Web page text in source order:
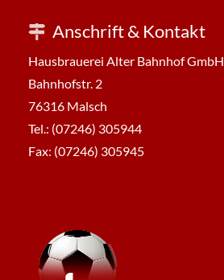
Anschrift & Kontakt
Hausbrauerei Alter Bahnhof GmbH
Bahnhofstr. 2
76316 Malsch
Tel.: (07246) 305944
Fax: (07246) 305945